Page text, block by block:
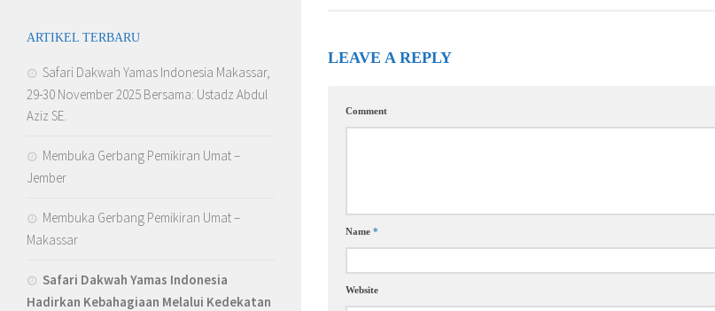
LEAVE A REPLY
Comment
Name *
Website
ARTIKEL TERBARU
Safari Dakwah Yamas Indonesia Makassar,
29-30 November 2025 Bersama: Ustadz Abdul
Aziz SE.
Membuka Gerbang Pemikiran Umat –
Jember
Membuka Gerbang Pemikiran Umat –
Makassar
Safari Dakwah Yamas Indonesia
Hadirkan Kebahagiaan Melalui Kedekatan